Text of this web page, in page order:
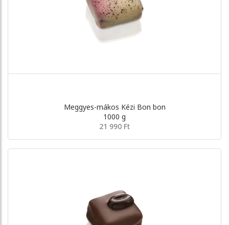
Meggyes-mákos Kézi Bon bon
1000 g
21 990 Ft